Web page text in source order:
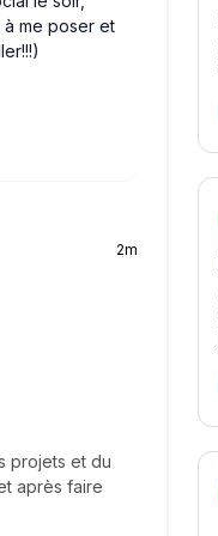
me poser et
2m
projets et du
après faire